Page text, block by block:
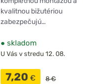
kvalitnou bižutériou
zabezpečujú…
● skladom
U Vás v stredu 12. 08.
7,20 € 8 €